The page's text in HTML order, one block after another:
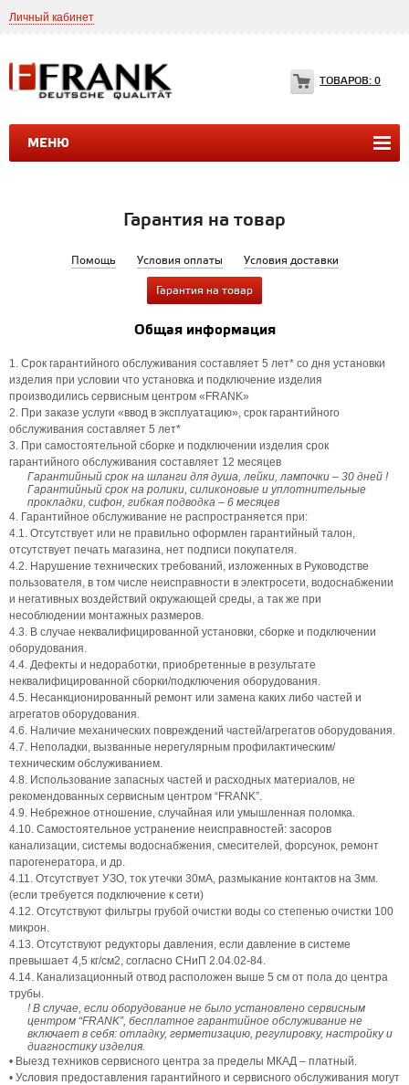
Личный кабинет
МЕНЮ
ТОВАРОВ: 0
ДУШЕВЫЕ КАБИНЫ ВАННЫ
Гарантия на товар
Помощь Условия оплаты Условия доставки
Гарантия на товар
Общая информация
1. Срок гарантийного обслуживания составляет 5 лет* со дня установки
изделия при условии что установка и подключение изделия
производились сервисным центром «FRANK»
2. При заказе услуги «ввод в эксплуатацию», срок гарантийного
обслуживания составляет 5 лет*
3. При самостоятельной сборке и подключении изделия срок
гарантийного обслуживания составляет 12 месяцев
Гарантийный срок на шланги для душа, лейки, лампочки – 30 дней !
Гарантийный срок на ролики, силиконовые и уплотнительные
прокладки, сифон, гибкая подводка – 6 месяцев
4. Гарантийное обслуживание не распространяется при:
4.1. Отсутствует или не правильно оформлен гарантийный талон,
отсутствует печать магазина, нет подписи покупателя.
4.2. Нарушение технических требований, изложенных в Руководстве
пользователя, в том числе неисправности в электросети, водоснабжении
и негативных воздействий окружающей среды, а так же при
несоблюдении монтажных размеров.
4.3. В случае неквалифицированной установки, сборке и подключении
оборудования.
4.4. Дефекты и недоработки, приобретенные в результате
неквалифицированной сборки/подключения оборудования.
4.5. Несанкционированный ремонт или замена каких либо частей и
агрегатов оборудования.
4.6. Наличие механических повреждений частей/агрегатов оборудования.
4.7. Неполадки, вызванные нерегулярным профилактическим/
техническим обслуживанием.
4.8. Использование запасных частей и расходных материалов, не
рекомендованных сервисным центром “FRANK”.
4.9. Небрежное отношение, случайная или умышленная поломка.
4.10. Самостоятельное устранение неисправностей: засоров
канализации, системы водоснабжения, смесителей, форсунок, ремонт
парогенератора, и др.
4.11. Отсутствует УЗО, ток утечки 30мА, размыкание контактов на 3мм.
(если требуется подключение к сети)
4.12. Отсутствуют фильтры грубой очистки воды со степенью очистки 100
микрон.
4.13. Отсутствуют редукторы давления, если давление в системе
превышает 4,5 кг/см2, согласно СНиП 2.04.02-84.
4.14. Канализационный отвод расположен выше 5 см от пола до центра
трубы.
! В случае, если оборудование не было установлено сервисным
центром “FRANK”, бесплатное гарантийное обслуживание не
включает в себя: отладку, герметизацию, регулировку, настройку и
диагностику изделия.
• Выезд техников сервисного центра за пределы МКАД – платный.
• Условия предоставления гарантийного и сервисного обслуживания могут